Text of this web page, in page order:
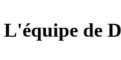
L'équipe de